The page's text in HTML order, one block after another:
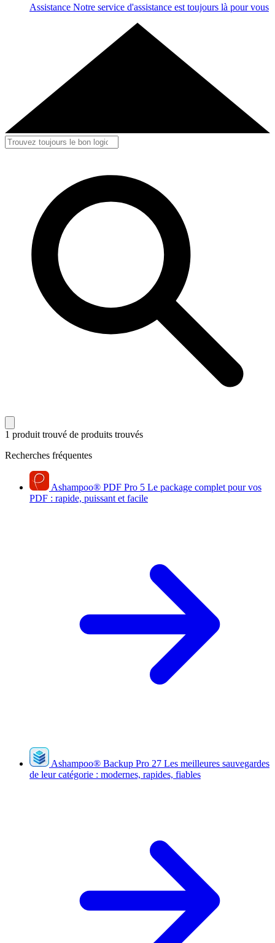
Assistance Notre service d'assistance est toujours là pour vous
1 produit trouvé de produits trouvés
Recherches fréquentes
Ashampoo® PDF Pro 5 Le package complet pour vos
PDF : rapide, puissant et facile
Ashampoo® Backup Pro 27 Les meilleures sauvegardes
de leur catégorie : modernes, rapides, fiables